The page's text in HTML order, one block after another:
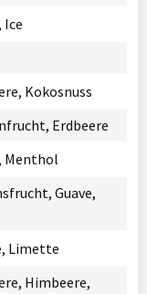
Ice
Kokosnuss
Erdbeere
Menthol
Guave,
Limette
Himbeere,